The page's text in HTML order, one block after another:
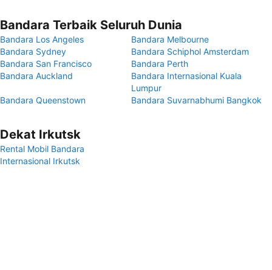
Bandara Terbaik Seluruh Dunia
Bandara Los Angeles
Bandara Melbourne
Bandara Sydney
Bandara Schiphol Amsterdam
Bandara San Francisco
Bandara Perth
Bandara Auckland
Bandara Internasional Kuala
Lumpur
Bandara Queenstown
Bandara Suvarnabhumi Bangkok
Dekat Irkutsk
Rental Mobil Bandara
Internasional Irkutsk